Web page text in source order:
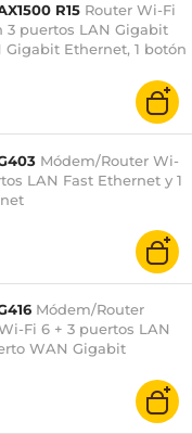
R15 Router Wi-Fi
3 puertos LAN Gigabit
Gigabit Ethernet, 1 botón
Módem/Router Wi-
LAN Fast Ethernet y 1
Módem/Router
Fi 6 + 3 puertos LAN
WAN Gigabit